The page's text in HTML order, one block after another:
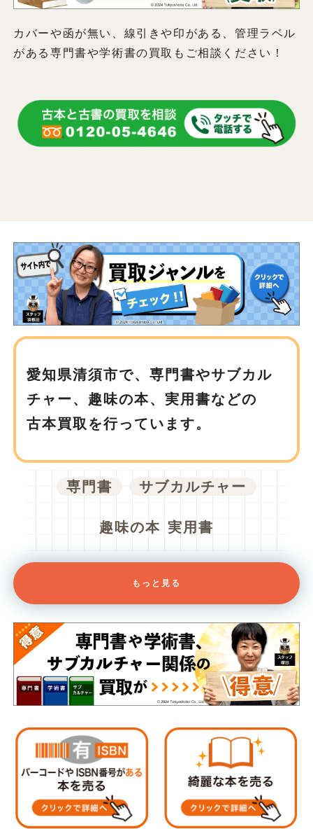
カバーや函が無い、線引きや印がある、管理ラベル
がある専門書や学術書の買取もご相談ください！
愛知県清須市で、専門書やサブカル
チャー、趣味の本、実用書などの
古本買取を行っています。
専門書 サブカルチャー
趣味の本 実用書
もっと見る